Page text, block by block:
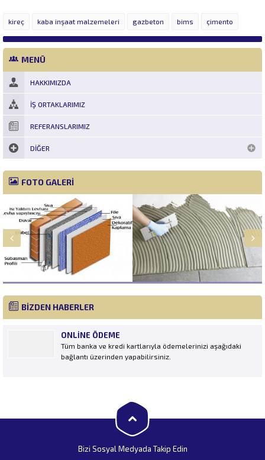
kireç kaba inşaat malzemeleri gazbeton bims çimento
MENÜ
HAKKIMIZDA
İŞ ORTAKLARIMIZ
REFERANSLARIMIZ
DIĞER
FOTO GALERİ
BİZDEN HABERLER
ONLINE ÖDEME
Tüm banka ve kredi kartlarıyla ödemelerinizi aşağıdaki
bağlantı üzerinden yapabilirsiniz.
Bizi Sosyal Medyada Takip Edin